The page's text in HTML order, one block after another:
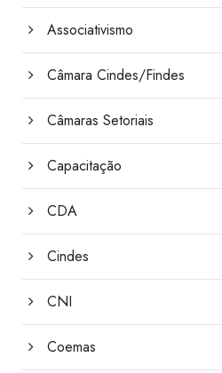
Associativismo
Câmara Cindes/Findes
Câmaras Setoriais
Capacitação
CDA
Cindes
CNI
Coemas